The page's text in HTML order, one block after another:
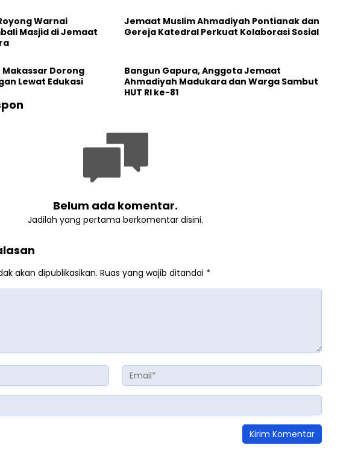
Warnai
Masjid di Jemaat
Jemaat Muslim Ahmadiyah Pontianak dan
Gereja Katedral Perkuat Kolaborasi Sosial
Dorong
Lewat Edukasi
Bangun Gapura, Anggota Jemaat
Ahmadiyah Madukara dan Warga Sambut
HUT RI ke-81
Belum ada komentar.
Jadilah yang pertama berkomentar disini.
akan dipublikasikan. Ruas yang wajib ditandai *